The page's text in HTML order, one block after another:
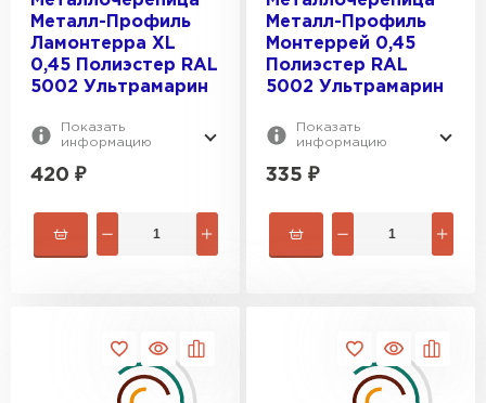
Металл-Профиль
Ламонтерра XL
0,45 Полиэстер RAL
5002 Ультрамарин
Показать
информацию
420 ₽
Металл-Профиль
Монтеррей 0,45
Полиэстер RAL
5002 Ультрамарин
Показать
информацию
335 ₽